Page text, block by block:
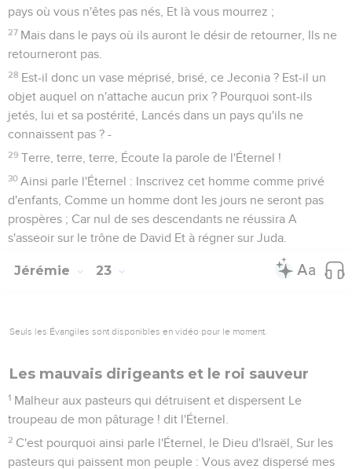
pays où vous n'êtes pas nés, Et là vous mourrez ;
27 Mais dans le pays où ils auront le désir de retourner, Ils ne
retourneront pas.
28 Est-il donc un vase méprisé, brisé, ce Jeconia ? Est-il un
objet auquel on n'attache aucun prix ? Pourquoi sont-ils
jetés, lui et sa postérité, Lancés dans un pays qu'ils ne
connaissent pas ? -
29 Terre, terre, terre, Écoute la parole de l'Éternel !
30 Ainsi parle l'Éternel : Inscrivez cet homme comme privé
d'enfants, Comme un homme dont les jours ne seront pas
prospères ; Car nul de ses descendants ne réussira A
s'asseoir sur le trône de David Et à régner sur Juda.
Jérémie 23
Seuls les Évangiles sont disponibles en vidéo pour le moment.
Les mauvais dirigeants et le roi sauveur
1 Malheur aux pasteurs qui détruisent et dispersent Le
troupeau de mon pâturage ! dit l'Éternel.
2 C'est pourquoi ainsi parle l'Éternel, le Dieu d'Israël, Sur les
pasteurs qui paissent mon peuple : Vous avez dispersé mes